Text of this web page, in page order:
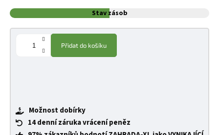
Stav zásob
Přidat do košíku
Možnost dobírky
14 denní záruka vrácení peněz